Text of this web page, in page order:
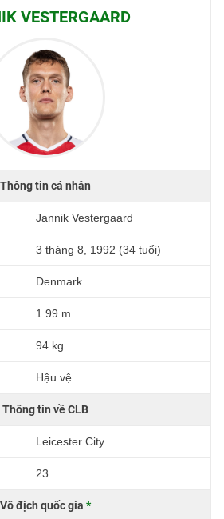
VESTERGAARD
Thông tin cá nhân
Jannik Vestergaard
3 tháng 8, 1992 (34 tuổi)
Denmark
1.99 m
94 kg
Hậu vệ
Thông tin về CLB
Leicester City
23
Vô địch quốc gia *